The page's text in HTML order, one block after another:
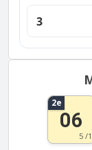
3
2e
06
5 /1